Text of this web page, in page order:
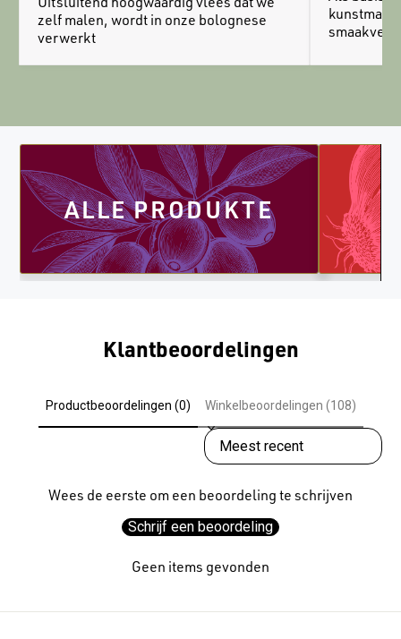
zelf malen, wordt in onze bolognese
verwerkt
ALLE PRODUKTE
Klantbeoordelingen
Productbeoordelingen (0) Winkelbeoordelingen (108)
SORT REVIEWS BY
Wees de eerste om een beoordeling te schrijven
Schrijf een beoordeling
Geen items gevonden